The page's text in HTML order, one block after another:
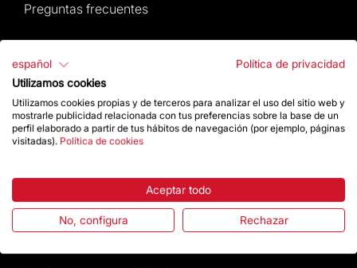
Preguntas frecuentes
Normativa y condiciones de compra
Noticias y Actualidad
Da un impulso
español
Política de privacidad
Utilizamos cookies
Utilizamos cookies propias y de terceros para analizar el uso del sitio web y
mostrarle publicidad relacionada con tus preferencias sobre la base de un
perfil elaborado a partir de tus hábitos de navegación (por ejemplo, páginas
visitadas). Política de cookies
Aceptar todo
No, configura Rechazar